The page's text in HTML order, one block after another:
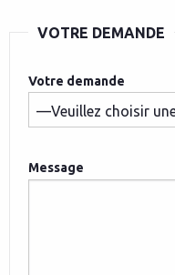
VOTRE DEMANDE
Votre demande
Message